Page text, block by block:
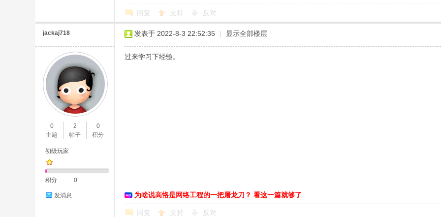
回复 支持 反对
jackaj718
0
主题
2
帖子
0
积分
初级玩家
积分 0
发消息
发表于 2022-8-3 22:52:35 | 显示全部楼层
过来学习下经验。
为啥说高恪是网络工程的一把屠龙刀？ 看这一篇就够了
回复 支持 反对